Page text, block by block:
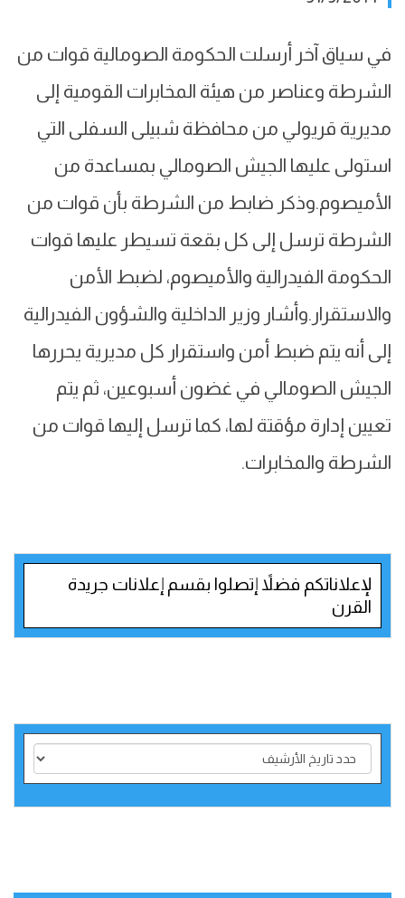
في سياق آخر أرسلت الحكومة الصومالية قوات من
الشرطة وعناصر من هيئة المخابرات القومية إلى
مديرية قريولي من محافظة شبيلى السفلى التي
استولى عليها الجيش الصومالي بمساعدة من
الأميصوم.وذكر ضابط من الشرطة بأن قوات من
الشرطة ترسل إلى كل بقعة تسيطر عليها قوات
الحكومة الفيدرالية والأميصوم، لضبط الأمن
والاستقرار.وأشار وزير الداخلية والشؤون الفيدرالية
إلى أنه يتم ضبط أمن واستقرار كل مديرية يحررها
الجيش الصومالي في غضون أسبوعين، ثم يتم
تعيين إدارة مؤقتة لها، كما ترسل إليها قوات من
الشرطة والمخابرات.
لإعلاناتكم فضلاً إتصلوا بقسم إعلانات جريدة
القرن